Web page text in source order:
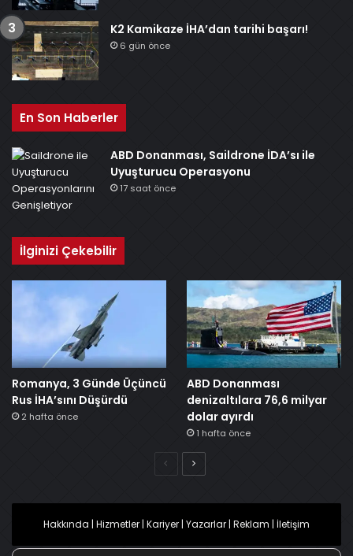
K2 Kamikaze İHA’dan tarihi başarı!
6 gün önce
En Son Haberler
ABD Donanması, Saildrone İDA’sı ile
Uyuşturucu Operasyonu
17 saat önce
İlginizi Çekebilir
Romanya, 3 Günde Üçüncü
Rus İHA’sını Düşürdü
2 hafta önce
ABD Donanması
denizaltılara 76,6 milyar
dolar ayırdı
1 hafta önce
ÖncekiSonraki
Hakkında | Hizmetler | Kariyer | Yazarlar | Reklam | İletişim